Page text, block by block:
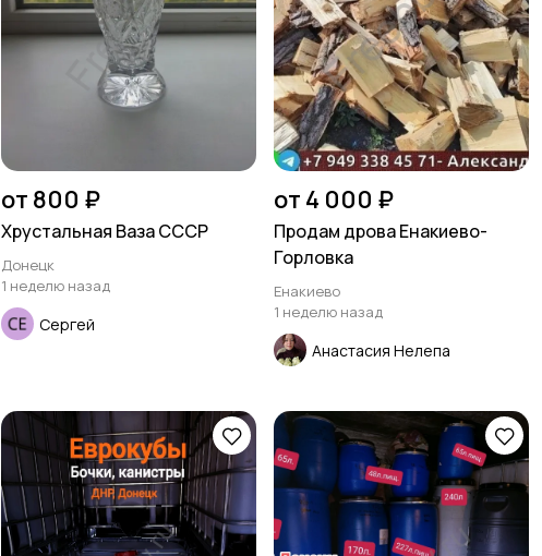
от 800 ₽
Хрустальная Ваза СССР
Донецк
1 неделю назад
Сергей
от 4 000 ₽
Продам дрова Енакиево-
Горловка
Енакиево
1 неделю назад
Анастасия Нелепа